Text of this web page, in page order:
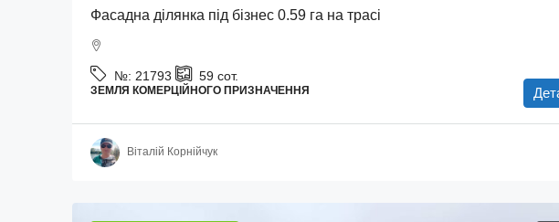
Фасадна ділянка під бізнес 0.59 га на трасі
№: 21793 59 сот.
ЗЕМЛЯ КОМЕРЦІЙНОГО ПРИЗНАЧЕННЯ
Віталій Корнійчук